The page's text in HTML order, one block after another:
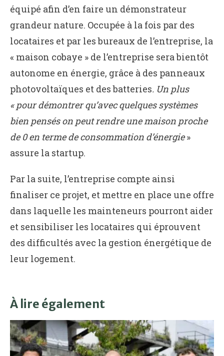
équipé afin d’en faire un démonstrateur
grandeur nature. Occupée à la fois par des
locataires et par les bureaux de l’entreprise, la
« maison cobaye » de l’entreprise sera bientôt
autonome en énergie, grâce à des panneaux
photovoltaïques et des batteries. Un plus
« pour démontrer qu’avec quelques systèmes
bien pensés on peut rendre une maison proche
de 0 en terme de consommation d’énergie»
assure la startup.
Par la suite, l’entreprise compte ainsi
finaliser ce projet, et mettre en place une offre
dans laquelle les mainteneurs pourront aider
et sensibiliser les locataires qui éprouvent
des difficultés avec la gestion énergétique de
leur logement.
À lire également